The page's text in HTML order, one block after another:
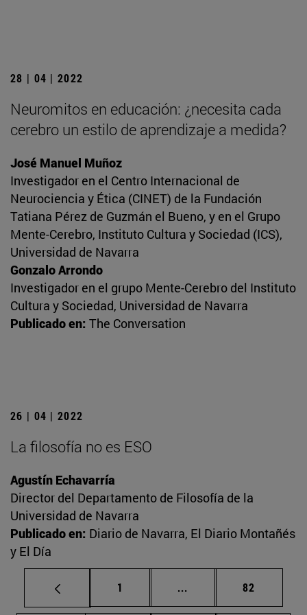
28 | 04 | 2022
Neuromitos en educación: ¿necesita cada
cerebro un estilo de aprendizaje a medida?
José Manuel Muñoz
Investigador en el Centro Internacional de
Neurociencia y Ética (CINET) de la Fundación
Tatiana Pérez de Guzmán el Bueno, y en el Grupo
Mente-Cerebro, Instituto Cultura y Sociedad (ICS),
Universidad de Navarra
Gonzalo Arrondo
Investigador en el grupo Mente-Cerebro del Instituto
Cultura y Sociedad, Universidad de Navarra
Publicado en: The Conversation
26 | 04 | 2022
La filosofía no es ESO
Agustín Echavarría
Director del Departamento de Filosofía de la
Universidad de Navarra
Publicado en: Diario de Navarra, El Diario Montañés
y El Día
Página
1 ... Páginas intermedias
Página
82